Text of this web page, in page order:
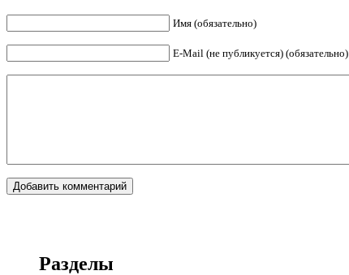
Имя (обязательно)
E-Mail (не публикуется) (обязательно)
Разделы